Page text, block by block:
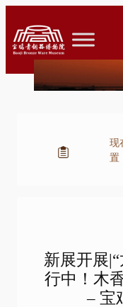
至
内
现
置
新展开展
行中！木
– 宝